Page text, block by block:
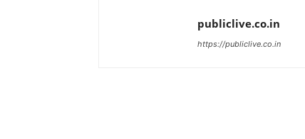
publiclive.co.in
https://publiclive.co.in